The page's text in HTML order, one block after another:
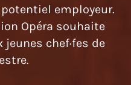
employeur.
Opéra souhaite
chef·fes de